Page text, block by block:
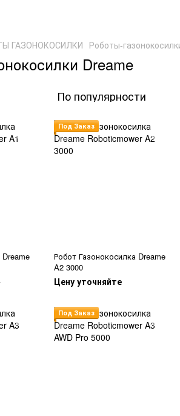
ГАЗОНОКОСИЛКИ Роботы-
Dreame
По популярности
Под Заказ
Робот Газонокосилка Dreame
A2 3000
Цену уточняйте
Под Заказ